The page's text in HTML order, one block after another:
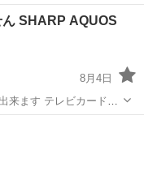
）」です。 2017年
ます。本体に1TBのハ
SHARP AQUOS
8月4日
カードは